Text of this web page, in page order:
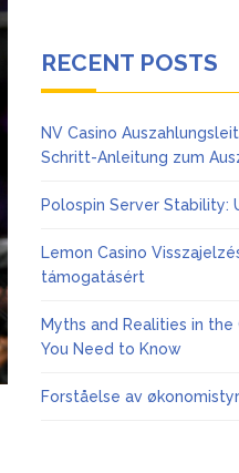
RECENT POSTS
NV Casino
Schritt-Anleitung zum
Polospin Server Stability:
Lemon Casino
támogatásért
Myths and Realities in
You Need to Know
Forståelse av